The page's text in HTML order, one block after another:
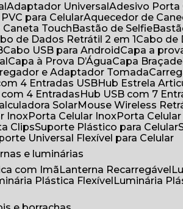
Adaptador Universal
Adesivo
para Celular
Aquecedor de
Caneta Touch Bastão de Selfie
de Dados Retrátil 2 em 1
Cabo
Cabo USB para Android
Capa a
Capa à Prova D’Água
Capa
e Adaptador Tomada
4 Entradas USB Hub Estrela
com 4 Entradas Hub USB com 7
Solar Mouse Wireless
Inox Porta Celular Inox Porta
Clips Suporte Plástico para Celular
Universal Flexível para Celular
e luminárias
com Imã Lanterna Recarregável
Plástica Flexível
Luminária